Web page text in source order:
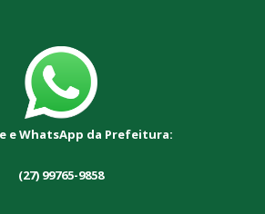
e WhatsApp da Prefeitura:
(27) 99765-9858